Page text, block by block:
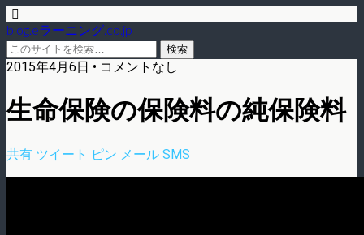
blog.eラーニング.co.jp
2015年4月6日 • コメントなし
生命保険の保険料の純保険料
共有 ツイート ピン メール SMS